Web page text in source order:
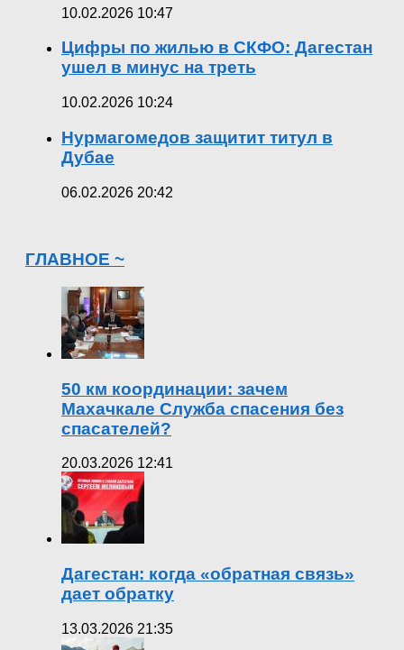
10.02.2026 10:47
Цифры по жилью в СКФО: Дагестан
ушел в минус на треть
10.02.2026 10:24
Нурмагомедов защитит титул в
Дубае
06.02.2026 20:42
ГЛАВНОЕ ~
50 км координации: зачем
Махачкале Служба спасения без
спасателей?
20.03.2026 12:41
Дагестан: когда «обратная связь»
дает обратку
13.03.2026 21:35